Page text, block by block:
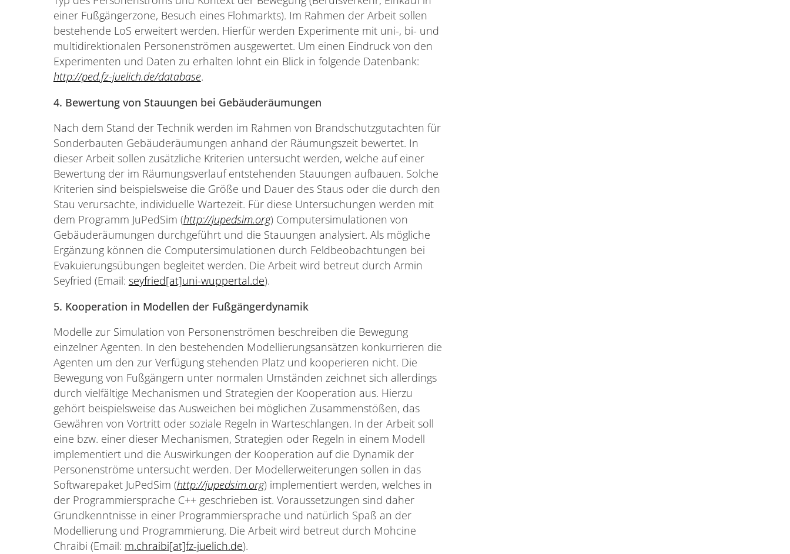
einer Fußgängerzone, Besuch eines Flohmarkts). Im Rahmen der Arbeit sollen
bestehende LoS erweitert werden. Hierfür werden Experimente mit uni-, bi- und
multidirektionalen Personenströmen ausgewertet. Um einen Eindruck von den
Experimenten und Daten zu erhalten lohnt ein Blick in folgende Datenbank:
http://ped.fz-juelich.de/database.
4. Bewertung von Stauungen bei Gebäuderäumungen
Nach dem Stand der Technik werden im Rahmen von Brandschutzgutachten für
Sonderbauten Gebäuderäumungen anhand der Räumungszeit bewertet. In
dieser Arbeit sollen zusätzliche Kriterien untersucht werden, welche auf einer
Bewertung der im Räumungsverlauf entstehenden Stauungen aufbauen. Solche
Kriterien sind beispielsweise die Größe und Dauer des Staus oder die durch den
Stau verursachte, individuelle Wartezeit. Für diese Untersuchungen werden mit
dem Programm JuPedSim (http://jupedsim.org) Computersimulationen von
Gebäuderäumungen durchgeführt und die Stauungen analysiert. Als mögliche
Ergänzung können die Computersimulationen durch Feldbeobachtungen bei
Evakuierungsübungen begleitet werden. Die Arbeit wird betreut durch Armin
Seyfried (Email: seyfried[at]uni-wuppertal.de).
5. Kooperation in Modellen der Fußgängerdynamik
Modelle zur Simulation von Personenströmen beschreiben die Bewegung
einzelner Agenten. In den bestehenden Modellierungsansätzen konkurrieren die
Agenten um den zur Verfügung stehenden Platz und kooperieren nicht. Die
Bewegung von Fußgängern unter normalen Umständen zeichnet sich allerdings
durch vielfältige Mechanismen und Strategien der Kooperation aus. Hierzu
gehört beispielsweise das Ausweichen bei möglichen Zusammenstößen, das
Gewähren von Vortritt oder soziale Regeln in Warteschlangen. In der Arbeit soll
eine bzw. einer dieser Mechanismen, Strategien oder Regeln in einem Modell
implementiert und die Auswirkungen der Kooperation auf die Dynamik der
Personenströme untersucht werden. Der Modellerweiterungen sollen in das
Softwarepaket JuPedSim (http://jupedsim.org) implementiert werden, welches in
der Programmiersprache C++ geschrieben ist. Voraussetzungen sind daher
Grundkenntnisse in einer Programmiersprache und natürlich Spaß an der
Modellierung und Programmierung. Die Arbeit wird betreut durch Mohcine
Chraibi (Email: m.chraibi[at]fz-juelich.de).